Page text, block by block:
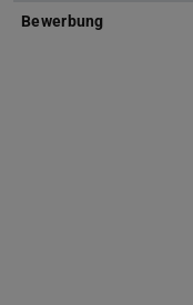
Bewerbung